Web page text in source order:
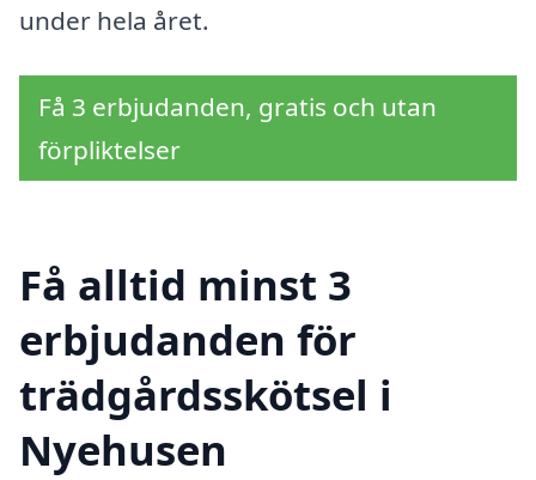
under hela året.
Få 3 erbjudanden, gratis och utan
förpliktelser
Få alltid minst 3
erbjudanden för
trädgårdsskötsel i
Nyehusen